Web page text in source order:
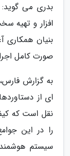
بدری می
افزار و تهیه
بنیان همکاری
صورت کامل
به گزارش
ای از
نقل است که
را در این
سیستم